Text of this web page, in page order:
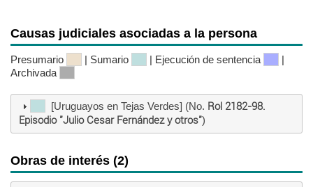
Causas judiciales asociadas a la persona
Presumario | Sumario | Ejecución de sentencia
|
Archivada
[Uruguayos en Tejas Verdes] (No. Rol 2182-98.
Episodio "Julio Cesar Fernández y otros")
Obras de interés (2)